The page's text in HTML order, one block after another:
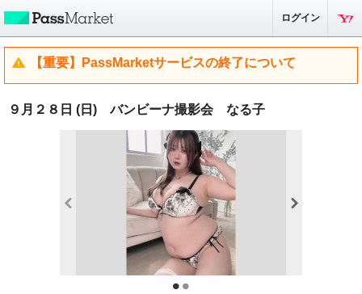
ログイン
【重要】PassMarketサービスの終了について
９月２８日 (日) バンビーナ撮影会 なる子